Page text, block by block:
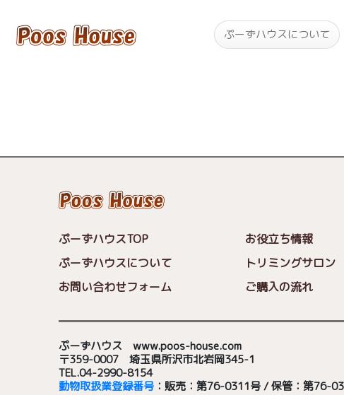
ぷーずハウスについて
ぷーずハウスTOP お役立ち情報
ぷーずハウスについて トリミングサロン
お問い合わせフォーム
ご購入の流れ
ぷーずハウス www.poos-house.com
〒359-0007 埼玉県所沢市北岩岡345-1
TEL.04-2990-8154
動物取扱業登録番号：販売：第76-0311号 / 保管：第76-